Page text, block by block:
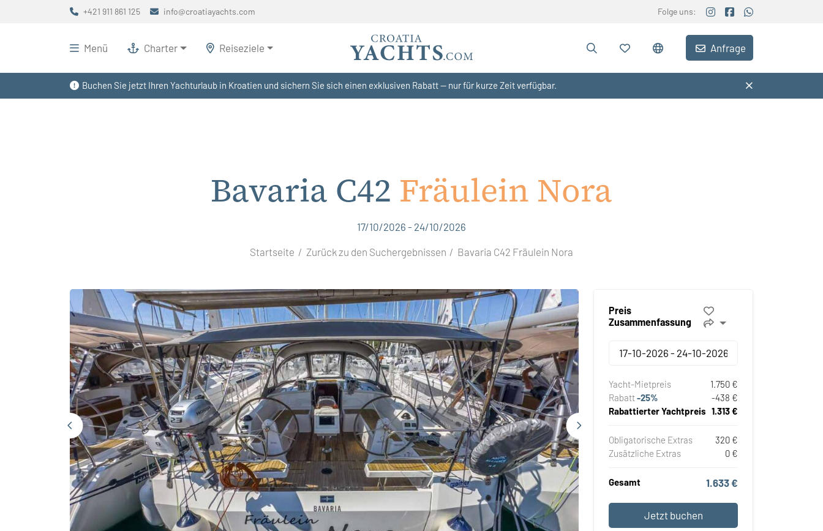
Buchen Sie jetzt Ihren Yachturlaub in Kroatien und sichern Sie sich einen exklusiven Rabatt — nur für kurze Zeit verfügbar.
+421 911 861 125 info@croatiayachts.com Folge uns:
Menü Charter Reiseziele Anfrage
Bavaria C42 Fräulein Nora
17/10/2026 - 24/10/2026
Startseite Zurück zu den Suchergebnissen Bavaria C42 Fräulein Nora
Preis
Zusammenfassung
Yacht-Mietpreis
1.750 €
Rabatt-25%
-438 €
Rabattierter Yachtpreis 1.313 €
Obligatorische Extras
320 €
Zusätzliche Extras
0 €
Gesamt 1.633 €
Jetzt buchen